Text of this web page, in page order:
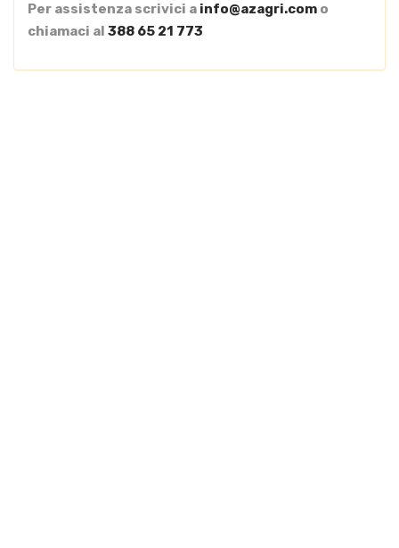
Per assistenza scrivici a info@azagri.com o
chiamaci al 388 65 21 773